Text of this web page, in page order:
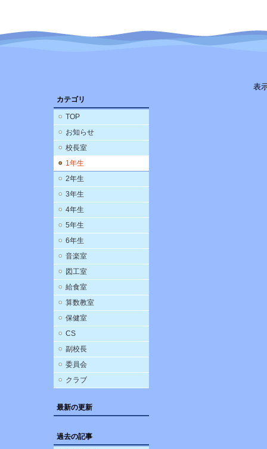
カテゴリ
TOP
お知らせ
校長室
1年生
2年生
3年生
4年生
5年生
6年生
音楽室
図工室
給食室
算数教室
保健室
CS
副校長
委員会
クラブ
最新の更新
過去の記事
表